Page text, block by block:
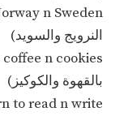
النرويج والسويد)
بالقهوة والكوكيز)